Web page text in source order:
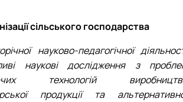
сільського господарства
науково-педагогічної
наукові дослідження з
технологій
продукції та